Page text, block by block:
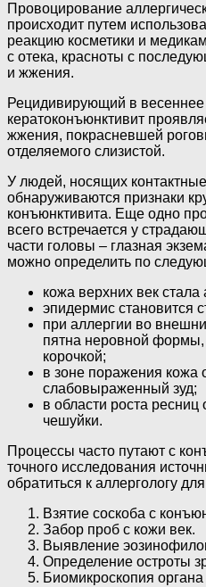
Провоцирование
происходит путем
реакцию косметики и
с отека, красноты с
и жжения.
Рецидивирующий в весеннее
кератоконъюнктивит
жжения, покрасневшей
отделяемого слизистой.
У людей, носящих
обнаруживаются признаки
конъюнктивита. Еще одно
всего встречается у
части головы – глазная
можно определить по
кожа верхних век стала
эпидермис становится
при аллергии во
пятна неровной
корочкой;
в зоне поражения кожа
слабовыраженный зуд;
в области роста
чешуйки.
Процессы часто путают с
точного исследования
обратиться к аллергологу
Взятие соскоба с
Забор проб с кожи век.
Выявление
Определение остроты
Биомикроскопия